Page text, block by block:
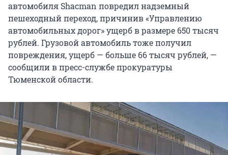
автомобиля Shacman повредил надземный
пешеходный переход, причинив «Управлению
автомобильных дорог» ущерб в размере 650 тысяч
рублей. Грузовой автомобиль тоже получил
повреждения, ущерб — больше 66 тысяч рублей, —
сообщили в пресс-службе прокуратуры
Тюменской области.